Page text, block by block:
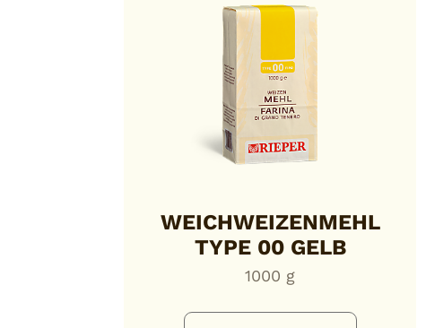
WEICHWEIZENMEHL
TYPE 00 GELB
1000 g